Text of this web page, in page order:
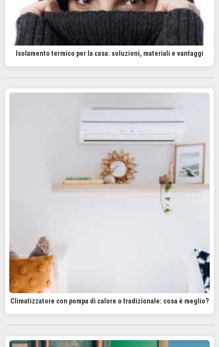
Isolamento termico per la casa: soluzioni, materiali e vantaggi
Climatizzatore con pompa di calore o tradizionale: cosa è meglio?